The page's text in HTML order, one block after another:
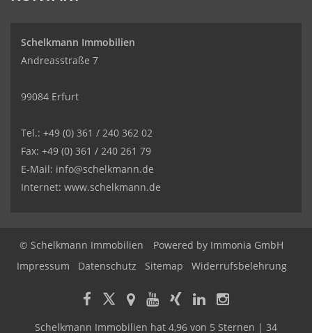
Schelkmann Immobilien
Andreasstraße 7
99084 Erfurt
Tel.: +49 (0) 361 / 240 362 02
Fax: +49 (0) 361 / 240 261 79
E-Mail: info@schelkmann.de
Internet: www.schelkmann.de
© Schelkmann Immobilien Powered by Immonia GmbH
Impressum
Datenschutz Sitemap Widerrufsbelehrung
Schelkmann Immobilien hat 4,96 von 5 Sternen | 34